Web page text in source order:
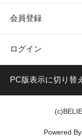
会員登録
ログイン
PC版表示に切り替
Powered By